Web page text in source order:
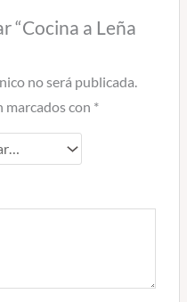
“Cocina a Leña
no será publicada.
marcados con *